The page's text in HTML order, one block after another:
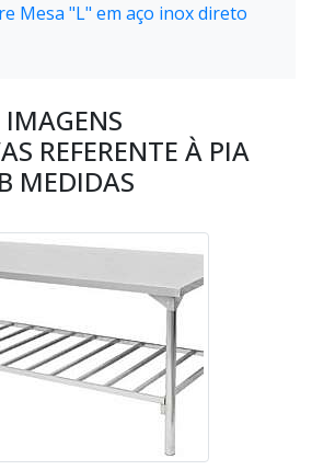
Mesa "L" em aço inox direto
REFERENTE À PIA
MEDIDAS